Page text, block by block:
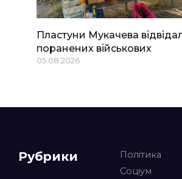
Пластуни Мукачева
поранених військових
05.08.2026
Рубрики
Політика
Соціум